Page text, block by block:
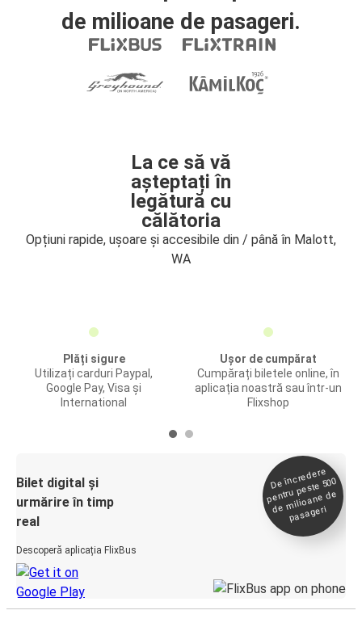
de milioane de pasageri.
La ce să vă
așteptați în
legătură cu
călătoria
Opțiuni rapide, ușoare și accesibile din / până în Malott,
WA
Plăți sigure
Utilizați carduri Paypal,
Google Pay, Visa și
International
Ușor de cumpărat
Cumpărați biletele online, în
aplicația noastră sau într-un
Flixshop
Bilet digital și
urmărire în timp
real
Descoperă aplicația FlixBus
De încredere
pentru peste 500
de
milioane de
pasageri